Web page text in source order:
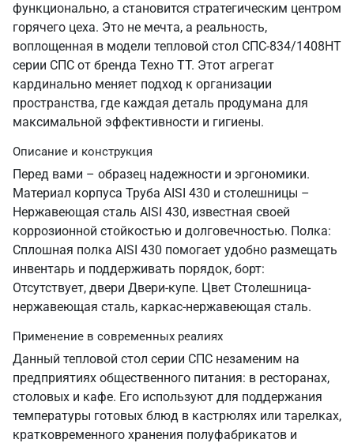
функционально, а становится стратегическим центром
горячего цеха. Это не мечта, а реальность,
воплощенная в модели тепловой стол СПС-834/1408НТ
серии СПС от бренда Техно ТТ. Этот агрегат
кардинально меняет подход к организации
пространства, где каждая деталь продумана для
максимальной эффективности и гигиены.
Описание и конструкция
Перед вами – образец надежности и эргономики.
Материал корпуса Труба AISI 430 и столешницы –
Нержавеющая сталь AISI 430, известная своей
коррозионной стойкостью и долговечностью. Полка:
Сплошная полка AISI 430 помогает удобно размещать
инвентарь и поддерживать порядок, борт:
Отсутствует, двери Двери-купе. Цвет Столешница-
нержавеющая сталь, каркас-нержавеющая сталь.
Применение в современных реалиях
Данный тепловой стол серии СПС незаменим на
предприятиях общественного питания: в ресторанах,
столовых и кафе. Его используют для поддержания
температуры готовых блюд в кастрюлях или тарелках,
кратковременного хранения полуфабрикатов и